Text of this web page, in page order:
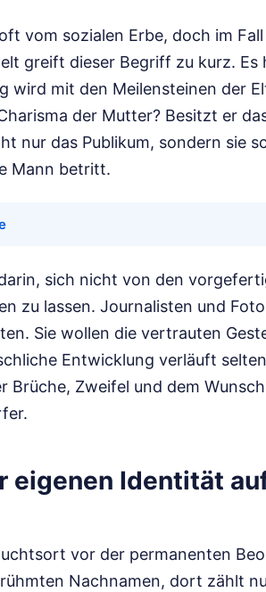
vom sozialen Erbe, doch im
greift dieser Begriff zu kurz. Es
wird mit den Meilensteinen der
der Mutter? Besitzt er
nur das Publikum, sondern sie
Mann betritt.
sich nicht von den
zu lassen. Journalisten und
Sie wollen die vertrauten
Entwicklung verläuft
Brüche, Zweifel und dem
eigenen Identität
vor der permanenten
Nachnamen, dort zählt